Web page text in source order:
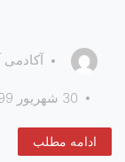
30 شهریور 1399
ادامه مطلب